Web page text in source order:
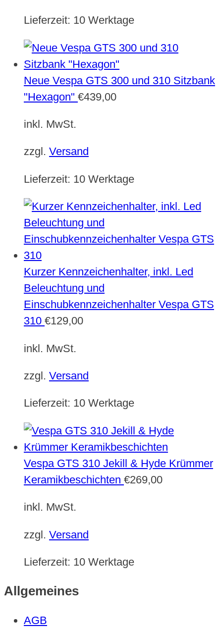
Lieferzeit: 10 Werktage
Neue Vespa GTS 300 und 310 Sitzbank
"Hexagon" €439,00
inkl. MwSt.
zzgl. Versand
Lieferzeit: 10 Werktage
Kurzer Kennzeichenhalter, inkl. Led
Beleuchtung und
Einschubkennzeichenhalter Vespa GTS
310 €129,00
inkl. MwSt.
zzgl. Versand
Lieferzeit: 10 Werktage
Vespa GTS 310 Jekill & Hyde Krümmer
Keramikbeschichten €269,00
inkl. MwSt.
zzgl. Versand
Lieferzeit: 10 Werktage
Allgemeines
AGB